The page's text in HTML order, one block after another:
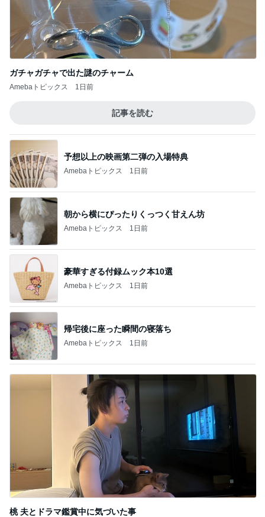
ガチャガチャで出た謎のチャーム
Amebaトピックス 1日前
記事を読む
予想以上の映画第二弾の入場特典
Amebaトピックス 1日前
朝から横にぴったりくっつく甘えん坊
Amebaトピックス 1日前
豪華すぎる付録ムック本10選
Amebaトピックス 1日前
帰宅後に座った瞬間の寝落ち
Amebaトピックス 1日前
桃 夫とドラマ鑑賞中に気づいた事